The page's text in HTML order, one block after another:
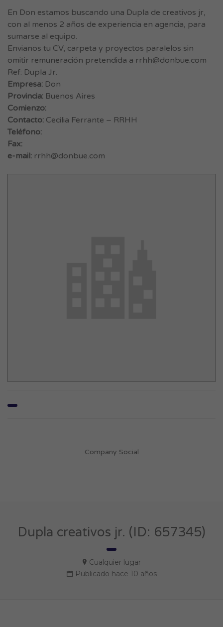
En Don estamos buscando una Dupla de creativos jr,
con al menos 2 años de experiencia en agencia, para
sumarse al equipo.
Envianos tu CV, carpeta y proyectos paralelos sin
omitir remuneración pretendida a rrhh@donbue.com
Ref: Dupla Jr.
Empresa: Don
Provincia: Buenos Aires
Comienzo:
Contacto: Cecilia Ferrante – RRHH
Teléfono:
Fax:
e-mail: rrhh@donbue.com
Company Social
Dupla creativos jr. (ID: 657345)
Cualquier lugar
Publicado hace 10 años